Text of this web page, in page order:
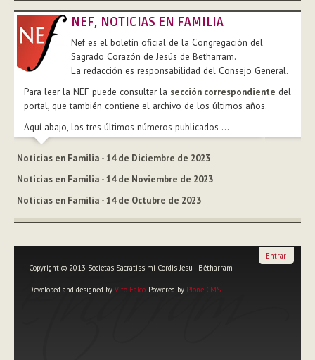
NEF, NOTICIAS EN FAMILIA
Nef es el boletín oficial de la Congregación del
Sagrado Corazón de Jesús de Betharram.
La redacción es responsabilidad del Consejo General.
Para leer la NEF puede consultar la sección correspondiente del
portal, que también contiene el archivo de los últimos años.
Aquí abajo, los tres últimos números publicados ...
Noticias en Familia - 14 de Diciembre de 2023
Noticias en Familia - 14 de Noviembre de 2023
Noticias en Familia - 14 de Octubre de 2023
Copyright © 2013 Societas Sacratissimi Cordis Jesu - Bétharram
Developed and designed by Vito Falco. Powered by Plone CMS.
Entrar